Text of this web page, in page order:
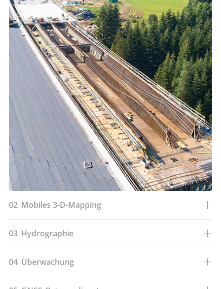
02 Mobiles 3-D-Mapping
03 Hydrographie
04 Überwachung